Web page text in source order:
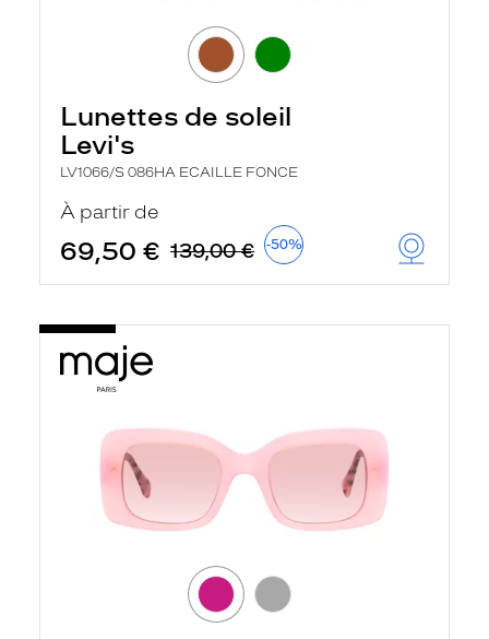
Lunettes de soleil
Levi's
LV1066/S 086HA ECAILLE FONCE
À partir de
69,50 € 139,00 € -50%